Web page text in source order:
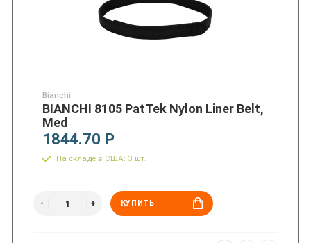
Bianchi
BIANCHI 8105 PatTek Nylon Liner Belt,
Med
1844.70 Р
На складе в США: 3 шт.
КУПИТЬ